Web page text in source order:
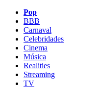
Pop
BBB
Carnaval
Celebridades
Cinema
Música
Realities
Streaming
TV